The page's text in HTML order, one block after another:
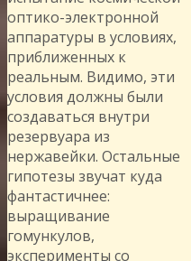
оптико-электронной
аппаратуры в условиях,
приближенных к
реальным. Видимо, эти
условия должны были
создаваться внутри
резервуара из
нержавейки. Остальные
гипотезы звучат куда
фантастичнее:
выращивание
гомункулов,
эксперименты со